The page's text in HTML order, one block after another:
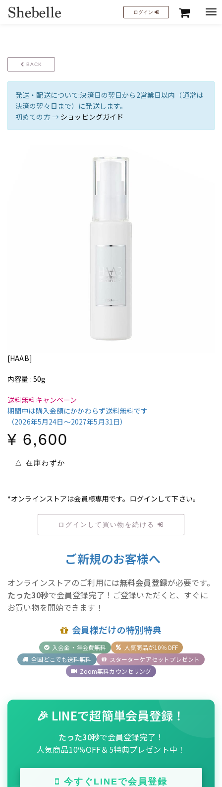
ログイン
BACK
発送・配送について:決済日の翌日から2営業日以内（通常は
決済の翌々日まで）に発送します。
初めての方 → ショッピングガイド
UVパーフェクション
[HAAB]
内容量 : 50g
送料無料キャンペーン
期間中は購入金額にかかわらず送料無料です
（2026年5月24日〜2027年5月31日）
¥ 6,600
△ 在庫わずか
*オンラインストアは会員様専用です。ログインして下さい。
ログインして買い物を続ける
ご新規のお客様へ
オンラインストアのご利用には無料会員登録が必要です。
たった30秒で会員登録完了！ご登録いただくと、すぐに
お買い物を開始できます！
会員様だけの特別特典
入会金・年会費無料
人気商品が10％OFF
全国どこでも送料無料
スターターケアセットプレゼント
Zoom無料カウンセリング
🎉 LINEで超簡単会員登録！
たった30秒で会員登録完了！
人気商品10％OFF＆5特典プレゼント中！
今すぐLINEで会員登録